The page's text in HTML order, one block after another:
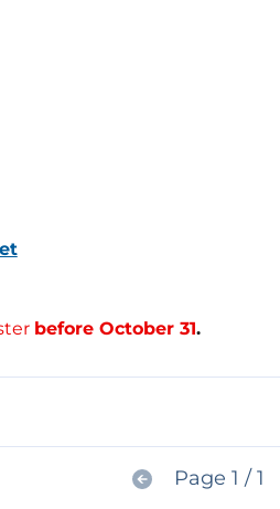
before October 31.
Page 1 / 1